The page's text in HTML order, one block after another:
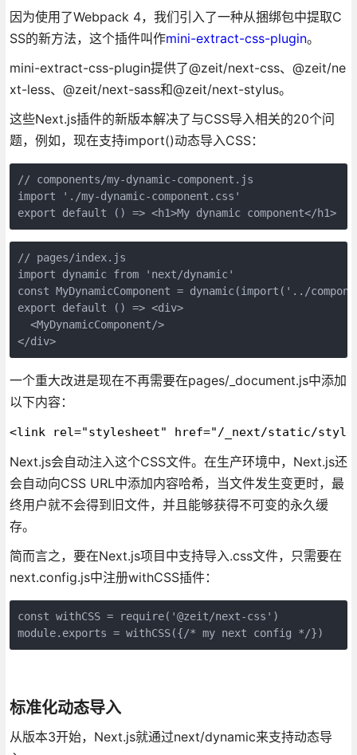
因为使用了Webpack 4，我们引入了一种从捆绑包中提取C
SS的新方法，这个插件叫作mini-extract-css-plugin。
mini-extract-css-plugin提供了@zeit/next-css、@zeit/ne
xt-less、@zeit/next-sass和@zeit/next-stylus。
这些Next.js插件的新版本解决了与CSS导入相关的20个问
题，例如，现在支持import()动态导入CSS：
// components/my-dynamic-component.js
import './my-dynamic-component.css'
export default () => <h1>My dynamic component</h1>
// pages/index.js
import dynamic from 'next/dynamic'
const MyDynamicComponent = dynamic(import('../
export default () => <div>
  <MyDynamicComponent/>
</div>
一个重大改进是现在不再需要在pages/_document.js中添加
以下内容：
<link rel="stylesheet" href="/_next/static/
Next.js会自动注入这个CSS文件。在生产环境中，Next.js还
会自动向CSS URL中添加内容哈希，当文件发生变更时，最
终用户就不会得到旧文件，并且能够获得不可变的永久缓
存。
简而言之，要在Next.js项目中支持导入.css文件，只需要在
next.config.js中注册withCSS插件：
const withCSS = require('@zeit/next-css')
module.exports = withCSS({/* my next config */})
标准化动态导入
从版本3开始，Next.js就通过next/dynamic来支持动态导